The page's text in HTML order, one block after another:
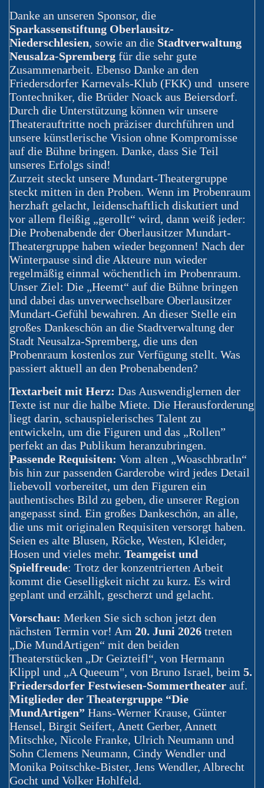
Danke an unseren Sponsor, die
Sparkassenstiftung Oberlausitz-
Niederschlesien, sowie an die Stadtverwaltung
Neusalza-Spremberg für die sehr gute
Zusammenarbeit. Ebenso Danke an den
Friedersdorfer Karnevals-Klub (FKK) und unsere
Tontechniker, die Brüder Noack aus Beiersdorf.
Durch die Unterstützung können wir unsere
Theaterauftritte noch präziser durchführen und
unsere künstlerische Vision ohne Kompromisse
auf die Bühne bringen. Danke, dass Sie Teil
unseres Erfolgs sind!
Zurzeit steckt unsere Mundart-Theatergruppe
steckt mitten in den Proben. Wenn im Probenraum
herzhaft gelacht, leidenschaftlich diskutiert und
vor allem fleißig „gerollt“ wird, dann weiß jeder:
Die Probenabende der Oberlausitzer Mundart-
Theatergruppe haben wieder begonnen! Nach der
Winterpause sind die Akteure nun wieder
regelmäßig einmal wöchentlich im Probenraum.
Unser Ziel: Die „Heemt“ auf die Bühne bringen
und dabei das unverwechselbare Oberlausitzer
Mundart-Gefühl bewahren. An dieser Stelle ein
großes Dankeschön an die Stadtverwaltung der
Stadt Neusalza-Spremberg, die uns den
Probenraum kostenlos zur Verfügung stellt. Was
passiert aktuell an den Probenabenden?
Textarbeit mit Herz: Das Auswendiglernen der
Texte ist nur die halbe Miete. Die Herausforderung
liegt darin, schauspielerisches Talent zu
entwickeln, um die Figuren und das „Rollen”
perfekt an das Publikum heranzubringen.
Passende Requisiten: Vom alten „Woaschbratln“
bis hin zur passenden Garderobe wird jedes Detail
liebevoll vorbereitet, um den Figuren ein
authentisches Bild zu geben, die unserer Region
angepasst sind. Ein großes Dankeschön, an alle,
die uns mit originalen Requisiten versorgt haben.
Seien es alte Blusen, Röcke, Westen, Kleider,
Hosen und vieles mehr. Teamgeist und
Spielfreude: Trotz der konzentrierten Arbeit
kommt die Geselligkeit nicht zu kurz. Es wird
geplant und erzählt, gescherzt und gelacht.
Vorschau: Merken Sie sich schon jetzt den
nächsten Termin vor! Am 20. Juni 2026 treten
„Die MundArtigen“ mit den beiden
Theaterstücken „Dr Geizteifl“, von Hermann
Klippl und „A Queeum", von Bruno Israel, beim 5.
Friedersdorfer Festwiesen-Sommertheater auf.
Mitglieder der Theatergruppe “Die
MundArtigen” Hans-Werner Krause, Günter
Hensel, Birgit Seifert, Anett Gerber, Annett
Mitschke, Nicole Franke, Ulrich Neumann und
Sohn Clemens Neumann, Cindy Wendler und
Monika Poitschke-Bister, Jens Wendler, Albrecht
Gocht und Volker Hohlfeld.